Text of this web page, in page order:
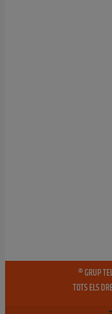
® GRUP
TOTS ELS